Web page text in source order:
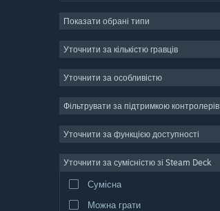
Масова багатокористувацька
Симулятор
Створення відео
Обробка фотографій
Показати обрані типи
Уточнити за кількістю гравців
Уточнити за особливістю
Фільтрувати за підтримкою контролерів
Уточнити за функцією доступності
Уточнити за сумісністю зі Steam Deck
Сумісна
Можна грати